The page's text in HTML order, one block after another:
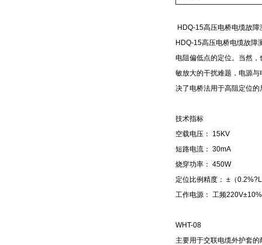
HDQ-15高压电桥电缆故障
HDQ-15高压电桥电缆故障
电阻偏低点的定位。当然
敏放大的干扰难题，电源
决了电桥法用于高阻定位
技术指标
空载电压： 15KV
短路电流： 30mA
烧穿功率： 450W
定位比例精度： ±（
工作电源： 工频220V±10%
WHT-08
主要用于交联电缆外护套